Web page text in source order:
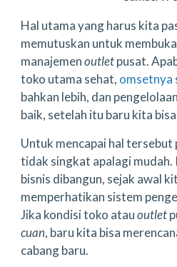
Hal utama yang harus kita
memutuskan untuk membuka
manajemenoutletpusat.
toko utama sehat, omsetnya
bahkan lebih, dan
baik, setelah itu baru kita
Untuk mencapai hal tersebut
tidak singkat apalagi mudah.
bisnis dibangun, sejak awal
memperhatikan sistem
Jika kondisi toko atauoutlet
cuan, baru kita bisa
cabang baru.